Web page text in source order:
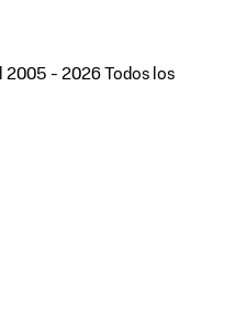
2005 - 2026 Todos los